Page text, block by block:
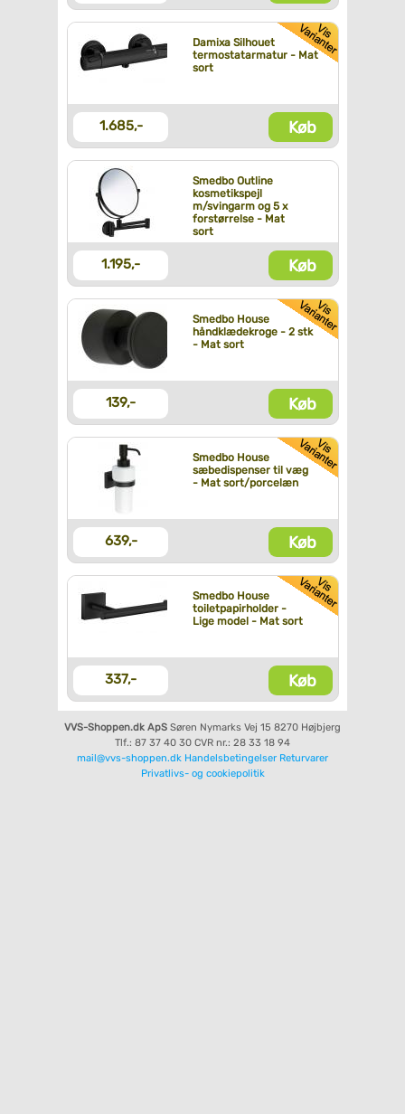
Damixa Silhouet
termostatarmatur - Mat
sort
1.685,- Køb
Smedbo Outline
kosmetikspejl
m/svingarm og 5 x
forstørrelse - Mat
sort
1.195,- Køb
Smedbo House
håndklædekroge - 2 stk
- Mat sort
139,- Køb
Smedbo House
sæbedispenser til væg
- Mat sort/porcelæn
639,- Køb
Smedbo House
toiletpapirholder -
Lige model - Mat sort
337,- Køb
VVS-Shoppen.dk ApS Søren Nymarks Vej 15 8270 Højbjerg
Tlf.: 87 37 40 30 CVR nr.: 28 33 18 94
mail@vvs-shoppen.dk Handelsbetingelser Returvarer
Privatlivs- og cookiepolitik